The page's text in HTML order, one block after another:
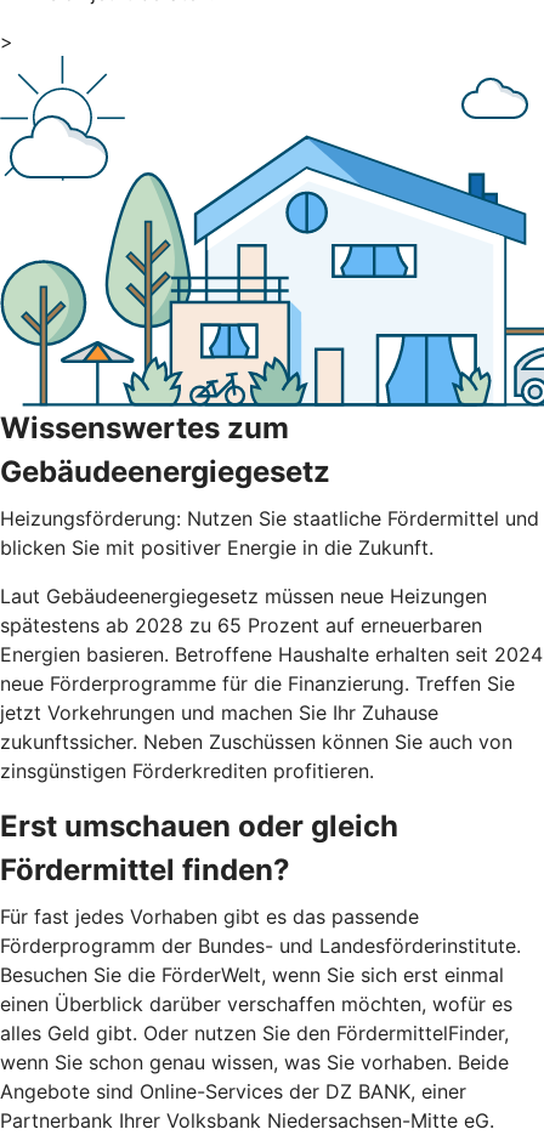
>
Wissenswertes zum
Gebäudeenergiegesetz
Heizungsförderung: Nutzen Sie staatliche Fördermittel und
blicken Sie mit positiver Energie in die Zukunft.
Laut Gebäudeenergiegesetz müssen neue Heizungen
spätestens ab 2028 zu 65 Prozent auf erneuerbaren
Energien basieren. Betroffene Haushalte erhalten seit 2024
neue Förderprogramme für die Finanzierung. Treffen Sie
jetzt Vorkehrungen und machen Sie Ihr Zuhause
zukunftssicher. Neben Zuschüssen können Sie auch von
zinsgünstigen Förderkrediten profitieren.
Erst umschauen oder gleich
Fördermittel finden?
Für fast jedes Vorhaben gibt es das passende
Förderprogramm der Bundes- und Landesförderinstitute.
Besuchen Sie die FörderWelt, wenn Sie sich erst einmal
einen Überblick darüber verschaffen möchten, wofür es
alles Geld gibt. Oder nutzen Sie den FördermittelFinder,
wenn Sie schon genau wissen, was Sie vorhaben. Beide
Angebote sind Online-Services der DZ BANK, einer
Partnerbank Ihrer Volksbank Niedersachsen-Mitte eG.